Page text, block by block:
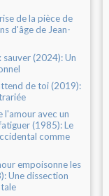
de la pièce de
d'âge de Jean-
sauver (2024): Un
de toi (2019):
l'amour avec un
(1985): Le
comme
empoisonne les
Une dissection